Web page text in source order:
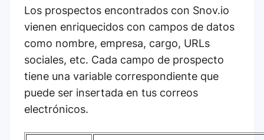
Los prospectos encontrados con Snov.io
vienen enriquecidos con campos de datos
como nombre, empresa, cargo, URLs
sociales, etc. Cada campo de prospecto
tiene una variable correspondiente que
puede ser insertada en tus correos
electrónicos.